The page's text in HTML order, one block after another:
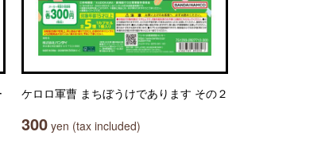
ケロロ軍曹 まちぼうけであります その２
300 yen (tax included)